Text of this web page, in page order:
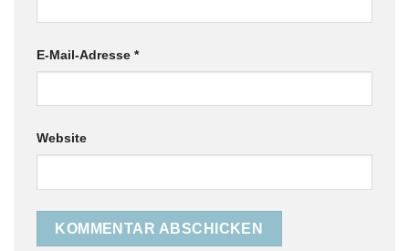
E-Mail-Adresse *
Website